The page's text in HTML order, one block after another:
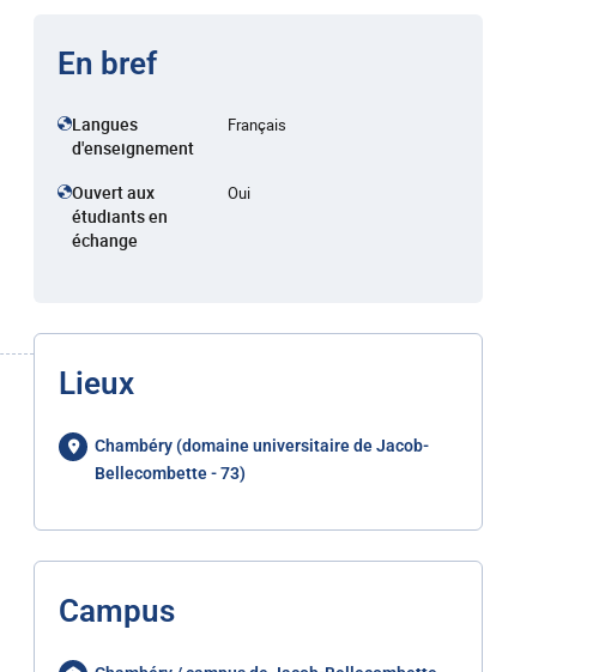
En bref
Langues
d'enseignement
Français
Ouvert aux
étudiants en
échange
Oui
Lieux
Chambéry (domaine universitaire de Jacob-
Bellecombette - 73)
Campus